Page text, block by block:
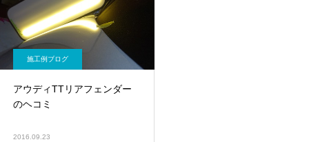
施工例ブログ
アウディTTリアフェンダー
のヘコミ
2016.09.23